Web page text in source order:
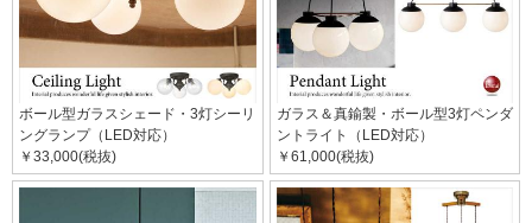
ボール型ガラスシェード・3灯シーリ
ングランプ（LED対応）
￥33,000(税抜)
ガラス＆真鍮製・ボール型3灯ペンダ
ントライト（LED対応）
￥61,000(税抜)